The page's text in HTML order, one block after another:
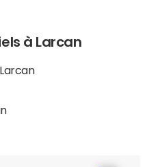
à Larcan